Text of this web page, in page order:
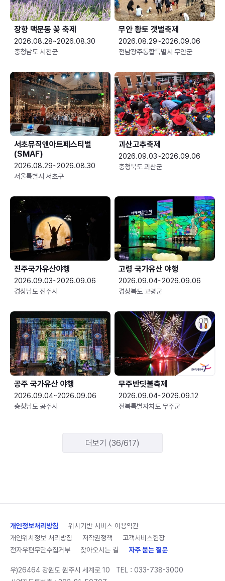
장항 맥문동 꽃 축제
2026.08.28~2026.08.30
충청남도 서천군
무안 황토 갯벌축제
2026.08.29~2026.09.06
전남광주통합특별시 무안군
서초뮤직앤아트페스티벌
(SMAF)
2026.08.29~2026.08.30
서울특별시 서초구
괴산고추축제
2026.09.03~2026.09.06
충청북도 괴산군
진주국가유산야행
2026.09.03~2026.09.06
경상남도 진주시
고령 국가유산 야행
2026.09.04~2026.09.06
경상북도 고령군
공주 국가유산 야행
2026.09.04~2026.09.06
충청남도 공주시
무주반딧불축제
2026.09.04~2026.09.12
전북특별자치도 무주군
더보기 (36/617)
개인정보처리방침
위치기반 서비스 이용약관
개인위치정보 처리방침
저작권정책
고객서비스헌장
전자우편무단수집거부
찾아오시는 길 자주 묻는 질문
우)26464 강원도 원주시 세계로 10 TEL : 033-738-3000